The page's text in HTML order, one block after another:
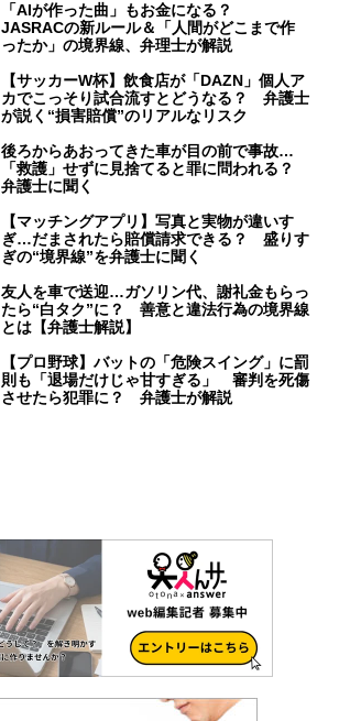
「AIが作った曲」もお金になる？
JASRACの新ルール＆「人間がどこまで作
ったか」の境界線、弁理士が解説
【サッカーW杯】飲食店が「DAZN」個人ア
カでこっそり試合流すとどうなる？ 弁護士
が説く“損害賠償”のリアルなリスク
後ろからあおってきた車が目の前で事故…
「救護」せずに見捨てると罪に問われる？
弁護士に聞く
【マッチングアプリ】写真と実物が違いす
ぎ…だまされたら賠償請求できる？ 盛りす
ぎの“境界線”を弁護士に聞く
友人を車で送迎…ガソリン代、謝礼金もらっ
たら“白タク”に？ 善意と違法行為の境界線
とは【弁護士解説】
【プロ野球】バットの「危険スイング」に罰
則も「退場だけじゃ甘すぎる」 審判を死傷
させたら犯罪に？ 弁護士が解説